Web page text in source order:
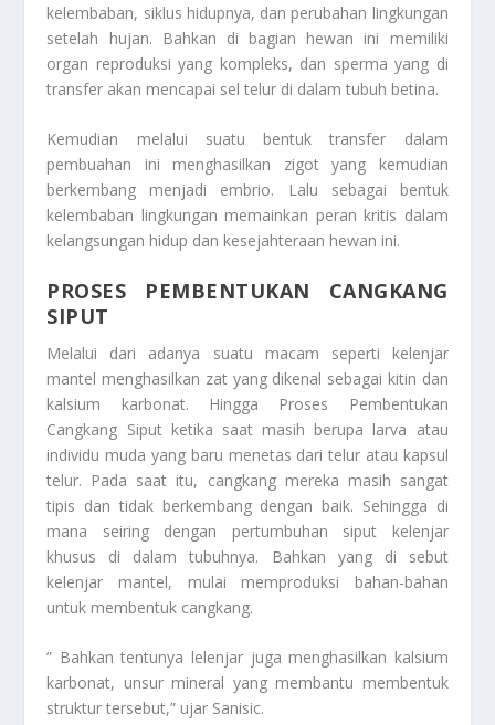
kelembaban, siklus hidupnya, dan perubahan lingkungan
setelah hujan. Bahkan di bagian hewan ini memiliki
organ reproduksi yang kompleks, dan sperma yang di
transfer akan mencapai sel telur di dalam tubuh betina.
Kemudian melalui suatu bentuk transfer dalam
pembuahan ini menghasilkan zigot yang kemudian
berkembang menjadi embrio. Lalu sebagai bentuk
kelembaban lingkungan memainkan peran kritis dalam
kelangsungan hidup dan kesejahteraan hewan ini.
PROSES PEMBENTUKAN CANGKANG
SIPUT
Melalui dari adanya suatu macam seperti kelenjar
mantel menghasilkan zat yang dikenal sebagai kitin dan
kalsium karbonat. Hingga Proses Pembentukan
Cangkang Siputketika saat masih berupa larva atau
individu muda yang baru menetas dari telur atau kapsul
telur. Pada saat itu, cangkang mereka masih sangat
tipis dan tidak berkembang dengan baik. Sehingga di
mana seiring dengan pertumbuhan siput kelenjar
khusus di dalam tubuhnya. Bahkan yang di sebut
kelenjar mantel, mulai memproduksi bahan-bahan
untuk membentuk cangkang.
” Bahkan tentunya lelenjar juga menghasilkan kalsium
karbonat, unsur mineral yang membantu membentuk
struktur tersebut,” ujar Sanisic.